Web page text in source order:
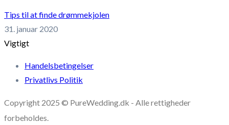
Tips til at finde drømmekjolen
31. januar 2020
Vigtigt
Handelsbetingelser
Privatlivs Politik
Copyright 2025 © PureWedding.dk - Alle rettigheder
forbeholdes.